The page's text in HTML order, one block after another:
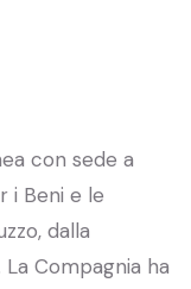
con sede a
i Beni e le
dalla
La Compagnia ha